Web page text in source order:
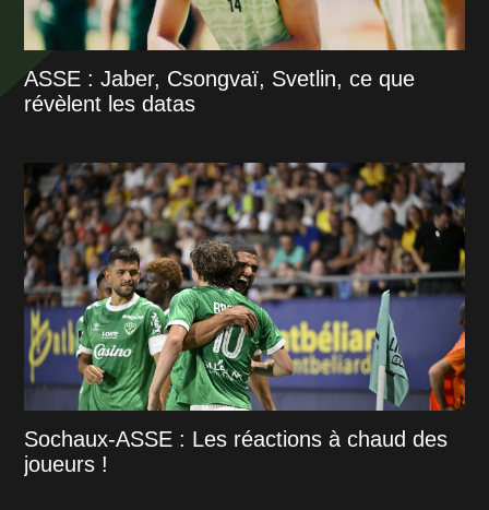
ASSE : Jaber, Csongvaï, Svetlin, ce que
révèlent les datas
Sochaux-ASSE : Les réactions à chaud des
joueurs !